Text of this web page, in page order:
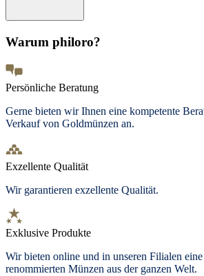
Warum philoro?
Persönliche Beratung
Gerne bieten wir Ihnen eine kompetente
Verkauf von Goldmünzen an.
Exzellente Qualität
Wir garantieren exzellente Qualität.
Exklusive Produkte
Wir bieten online und in unseren Filialen
renommierten Münzen aus der ganzen Welt.